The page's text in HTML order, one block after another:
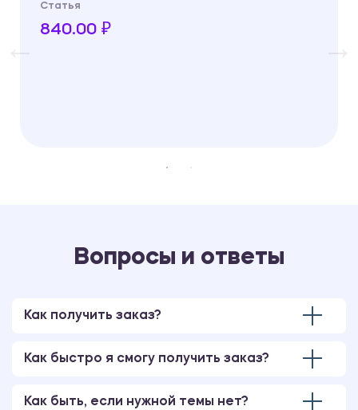
Статья
840.00 ₽
Вопросы и ответы
Как получить заказ?
Как быстро я смогу получить заказ?
Как быть, если нужной темы нет?